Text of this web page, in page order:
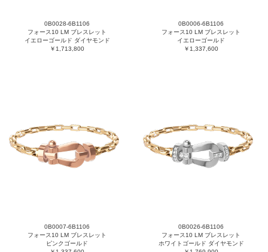
0B0028-6B1106
フォース10 LM ブレスレット
イエローゴールド ダイヤモンド
￥1,713,800
0B0006-6B1106
フォース10 LM ブレスレット
イエローゴールド
￥1,337,600
0B0007-6B1106
フォース10 LM ブレスレット
ピンクゴールド
0B0026-6B1106
フォース10 LM ブレスレット
ホワイトゴールド ダイヤモンド